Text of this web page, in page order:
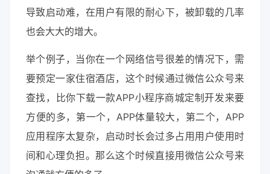
导致启动难，在用户有限的耐心下，被卸载的几率
也会大大的增大。
举个例子，当你在一个网络信号很差的情况下，需
要预定一家住宿酒店，这个时候通过微信公众号来
查找，比你下载一款APP小程序商城定制开发来要
方便的多，第一个，APP体量较大，第二个，APP
应用程序太复杂，启动时长会过多占用用户使用时
间和心理负担。那么这个时候直接用微信公众号来